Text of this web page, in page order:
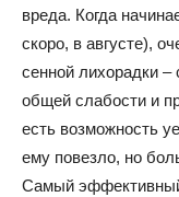
вреда. Когда
скоро, в августе),
сенной лихорадки –
общей слабости и
есть возможность
ему повезло, но
Самый